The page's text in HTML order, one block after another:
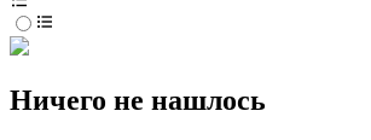
Ничего не нашлось